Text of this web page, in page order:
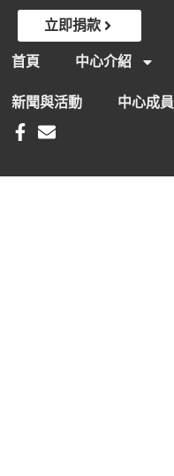
立即捐款
首頁 中心介紹
新聞與活動 中心成員